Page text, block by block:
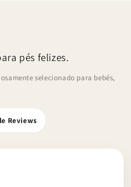
pés felizes.
selecionado para bebés,
Reviews